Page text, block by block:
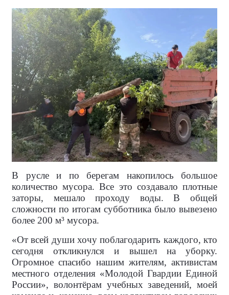
В русле и по берегам накопилось большое
количество мусора. Все это создавало плотные
заторы, мешало проходу воды. В общей
сложности по итогам субботника было вывезено
более 200 м³ мусора.
«От всей души хочу поблагодарить каждого, кто
сегодня откликнулся и вышел на уборку.
Огромное спасибо нашим жителям, активистам
местного отделения «Молодой Гвардии Единой
России», волонтёрам учебных заведений, моей